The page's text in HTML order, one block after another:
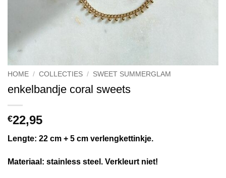
HOME / COLLECTIES / SWEET SUMMERGLAM
enkelbandje coral sweets
€22,95
Lengte: 22 cm + 5 cm verlengkettinkje.
Materiaal: stainless steel. Verkleurt niet!